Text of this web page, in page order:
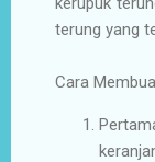
terung yang
Cara